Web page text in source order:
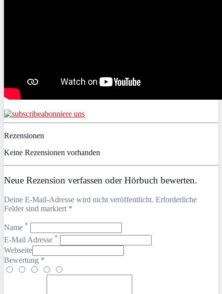
abonniere uns
Rezensionen
Keine Rezensionen vorhanden
Neue Rezension verfassen oder Hörbuch bewerten.
Deine E-Mail-Adresse wird nicht veröffentlicht. Erforderliche
Felder sind markiert *
Name *
E-Mail Adresse *
Webseite
Bewertung *